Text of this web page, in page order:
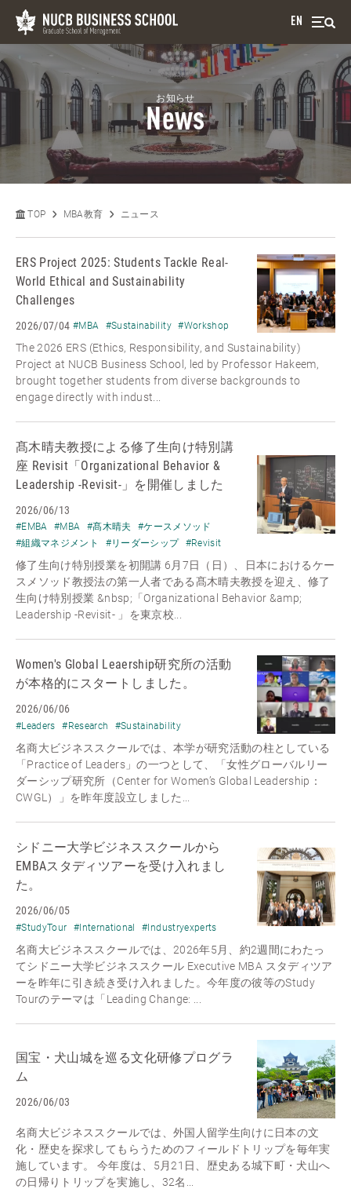
EN
お知らせ
News
TOP MBA教育 ニュース
ERS Project 2025: Students Tackle Real-
World Ethical and Sustainability
Challenges
2026/07/04 #MBA #Sustainability #Workshop
The 2026 ERS (Ethics, Responsibility, and Sustainability)
Project at NUCB Business School, led by Professor Hakeem,
brought together students from diverse backgrounds to
engage directly with indust...
髙木晴夫教授による修了生向け特別講
座 Revisit「Organizational Behavior &
Leadership -Revisit-」を開催しました
2026/06/13
#EMBA #MBA #髙木晴夫
#ケースメソッド
#組織マネジメント
#リーダーシップ #Revisit
修了生向け特別授業を初開講 6月7日（日）、日本におけるケー
スメソッド教授法の第一人者である髙木晴夫教授を迎え、修了
生向け特別授業 &nbsp;「Organizational Behavior &amp;
Leadership -Revisit- 」を東京校...
Women's Global Leaership研究所の活動
が本格的にスタートしました。
2026/06/06
#Leaders #Research #Sustainability
名商大ビジネススクールでは、本学が研究活動の柱としている
「Practice of Leaders」の一つとして、「女性グローバルリー
ダーシップ研究所（Center for Women’s Global Leadership：
CWGL）」を昨年度設立しました...
シドニー大学ビジネススクールから
EMBAスタディツアーを受け入れまし
た。
2026/06/05
#StudyTour #International #Industryexperts
名商大ビジネススクールでは、2026年5月、約2週間にわたっ
てシドニー大学ビジネススクール Executive MBA スタディツア
ーを昨年に引き続き受け入れました。今年度の彼等のStudy
Tourのテーマは「Leading Change: ...
国宝・犬山城を巡る文化研修プログラ
ム
2026/06/03
名商大ビジネススクールでは、外国人留学生向けに日本の文
化・歴史を探求してもらうためのフィールドトリップを毎年実
施しています。 今年度は、5月21日、歴史ある城下町・犬山へ
の日帰りトリップを実施し、32名...